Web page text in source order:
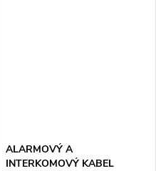
ALARMOVÝ A
INTERKOMOVÝ KABEL